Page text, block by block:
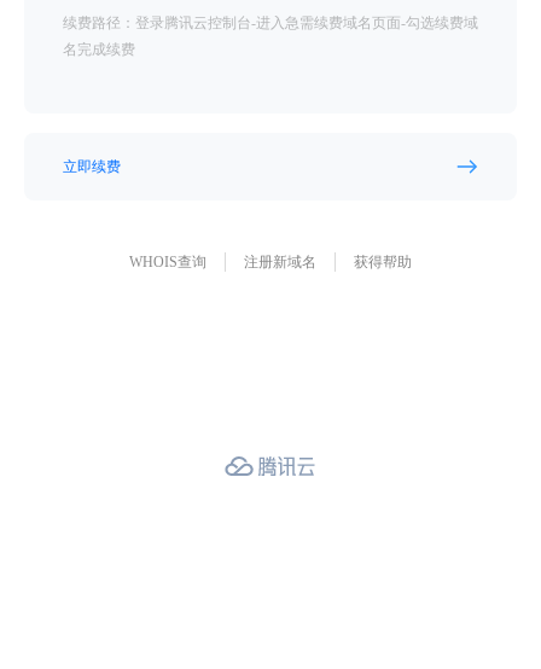
续费路径：登录腾讯云控制台-进入急需续费域名页面-勾选续费域
名完成续费
立即续费
WHOIS查询 注册新域名 获得帮助